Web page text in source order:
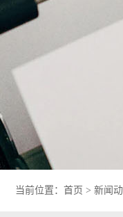
当前位置： 首页 > 新闻